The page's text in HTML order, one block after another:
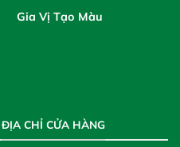
Gia Vị Tạo Màu
ĐỊA CHỈ CỬA HÀNG